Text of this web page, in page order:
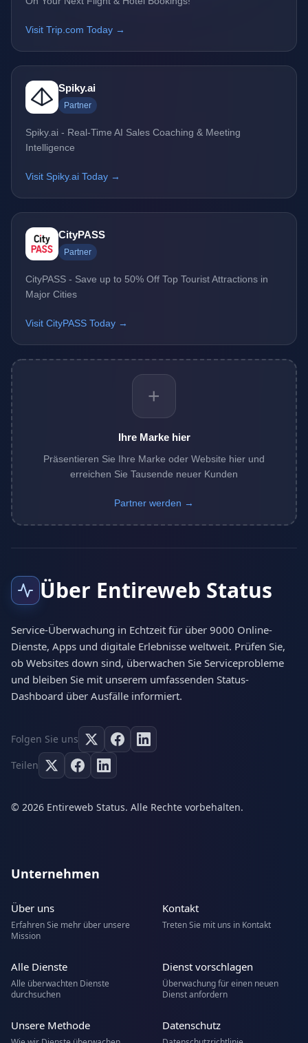
Visit Trip.com Today →
Spiky.ai
Partner
Spiky.ai - Real-Time AI Sales Coaching & Meeting
Intelligence
Visit Spiky.ai Today →
CityPASS
Partner
CityPASS - Save up to 50% Off Top Tourist Attractions in
Major Cities
Visit CityPASS Today →
+
Ihre Marke hier
Präsentieren Sie Ihre Marke oder Website hier und
erreichen Sie Tausende neuer Kunden
Partner werden →
Über Entireweb Status
Service-Überwachung in Echtzeit für über 9000 Online-
Dienste, Apps und digitale Erlebnisse weltweit. Prüfen Sie,
ob Websites down sind, überwachen Sie Serviceprobleme
und bleiben Sie mit unserem umfassenden Status-
Dashboard über Ausfälle informiert.
Folgen Sie uns
Teilen
© 2026 Entireweb Status. Alle Rechte vorbehalten.
Unternehmen
Über uns
Erfahren Sie mehr über unsere
Mission
Kontakt
Treten Sie mit uns in Kontakt
Alle Dienste
Alle überwachten Dienste
durchsuchen
Dienst vorschlagen
Überwachung für einen neuen
Dienst anfordern
Unsere Methode Datenschutz